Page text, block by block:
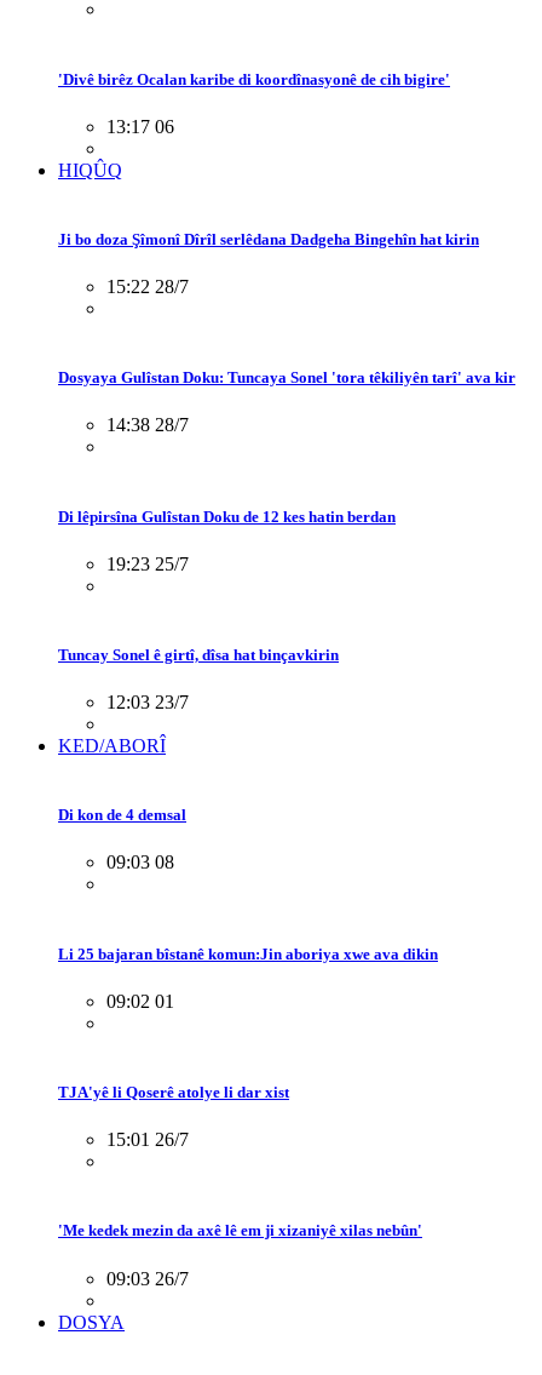
'Divê birêz Ocalan karibe di koordînasyonê de cih bigire'
13:17 06
HIQÛQ
Ji bo doza Şîmonî Dîrîl serlêdana Dadgeha Bingehîn hat kirin
15:22 28/7
Dosyaya Gulîstan Doku: Tuncaya Sonel 'tora têkiliyên tarî' ava kir
14:38 28/7
Di lêpirsîna Gulîstan Doku de 12 kes hatin berdan
19:23 25/7
Tuncay Sonel ê girtî, dîsa hat binçavkirin
12:03 23/7
KED/ABORÎ
Di kon de 4 demsal
09:03 08
Li 25 bajaran bîstanê komun:Jin aboriya xwe ava dikin
09:02 01
TJA'yê li Qoserê atolye li dar xist
15:01 26/7
'Me kedek mezin da axê lê em ji xizaniyê xilas nebûn'
09:03 26/7
DOSYA